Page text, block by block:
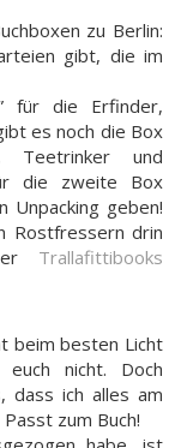
zu Berlin:
gibt, die im
für die Erfinder,
es noch die Box
Teetrinker und
die zweite Box
geben!
Rostfressern drin
Trallafittibooks
beim besten Licht
nicht. Doch
dass ich alles am
zum Buch!